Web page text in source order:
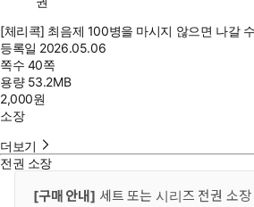
[체리콕] 최음제 100병을 마시지 않으면 나갈
등록일 2026.05.06
쪽수 40쪽
용량 53.2MB
2,000원
소장
더보기
전권 소장
[구매 안내] 세트 또는 시리즈 전권 소